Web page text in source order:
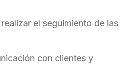
el seguimiento de las
con clientes y